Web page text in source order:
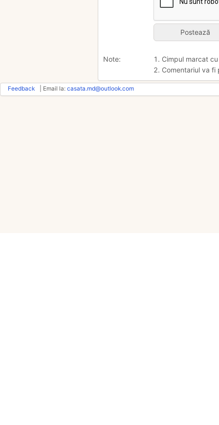
Note:
1. Cimpul marcat
2. Comentariul va
Feedback | Email la: casata.md@outlook.com